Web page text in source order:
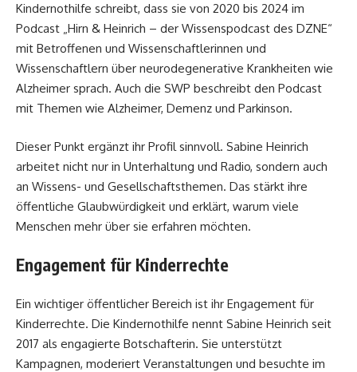
Kindernothilfe schreibt, dass sie von 2020 bis 2024 im
Podcast „Hirn & Heinrich – der Wissenspodcast des DZNE“
mit Betroffenen und Wissenschaftlerinnen und
Wissenschaftlern über neurodegenerative Krankheiten wie
Alzheimer sprach. Auch die SWP beschreibt den Podcast
mit Themen wie Alzheimer, Demenz und Parkinson.
Dieser Punkt ergänzt ihr Profil sinnvoll. Sabine Heinrich
arbeitet nicht nur in Unterhaltung und Radio, sondern auch
an Wissens- und Gesellschaftsthemen. Das stärkt ihre
öffentliche Glaubwürdigkeit und erklärt, warum viele
Menschen mehr über sie erfahren möchten.
Engagement für Kinderrechte
Ein wichtiger öffentlicher Bereich ist ihr Engagement für
Kinderrechte. Die Kindernothilfe nennt Sabine Heinrich seit
2017 als engagierte Botschafterin. Sie unterstützt
Kampagnen, moderiert Veranstaltungen und besuchte im